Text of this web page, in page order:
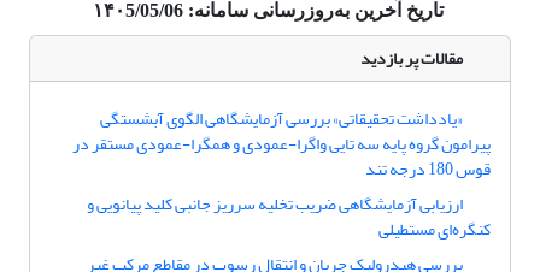
تاریخ آخرین به‌روزرسانی سامانه: ۱۴۰5/05/06
مقالات پر بازدید
«یادداشت تحقیقاتی» بررسی آزمایشگاهی الگوی آبشستگی
پیرامون گروه پایه سه تایی واگرا-عمودی و همگرا-عمودی مستقر در
قوس 180 درجه تند
ارزیابی آزمایشگاهی ضریب تخلیه سرریز جانبی کلید پیانویی و
کنگره‌ای مستطیلی
بررسی هیدرولیک جریان و انتقال رسوب در مقاطع مرکب غیر